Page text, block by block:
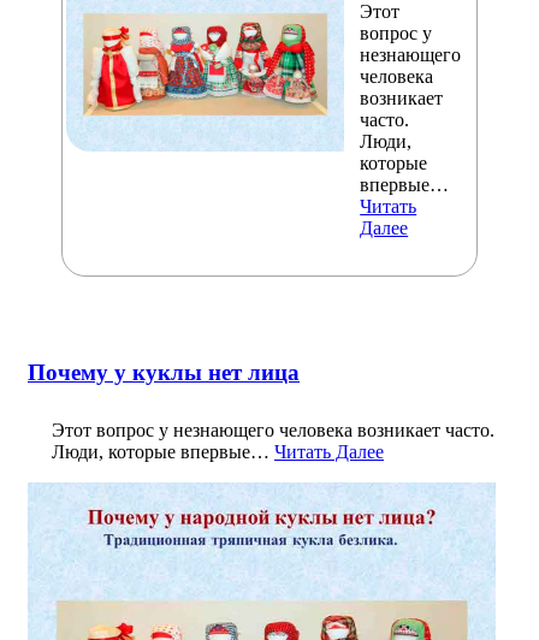
Этот
вопрос у
незнающего
человека
возникает
часто.
Люди,
которые
впервые…
Читать
Далее
Почему у куклы нет лица
Этот вопрос у незнающего человека возникает часто.
Люди, которые впервые… Читать Далее